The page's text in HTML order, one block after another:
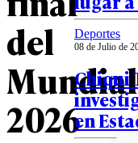
del
Mundial
2026
Deportes
08 de Julio de
Chiqui
en